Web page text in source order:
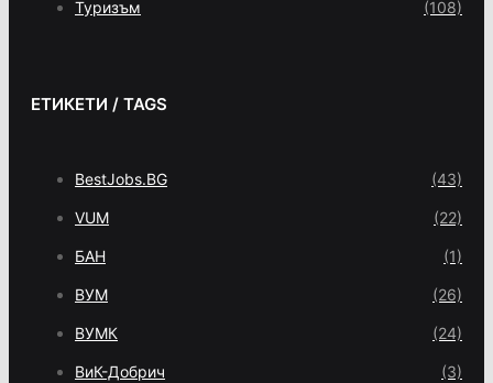
Туризъм (108)
ЕТИКЕТИ / TAGS
BestJobs.BG (43)
VUM (22)
БАН (1)
ВУМ (26)
ВУМК (24)
ВиК-Добрич (3)